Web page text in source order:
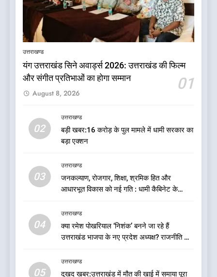
उत्तराखण्ड
यंग उत्तराखंड सिने अवार्ड्स 2026: उत्तराखंड की फिल्म
और संगीत प्रतिभाओं का होगा सम्मान
01
August 8, 2026
02
उत्तराखण्ड
बड़ी खबर:16 करोड़ के पुल मामले में धामी सरकार का
बड़ा एक्शन
03
उत्तराखण्ड
जनकल्याण, रोजगार, शिक्षा, श्रमिक हित और
आधारभूत विकास को नई गति : धामी कैबिनेट के
04
उत्तराखण्ड
क्या रमेश पोखरियाल ‘निशंक’ बनने जा रहे हैं
उत्तराखंड भाजपा के नए प्रदेश अध्यक्ष? राजनीति के
05
उत्तराखण्ड
दुखद खबर:उत्तराखंड में मौत की खाई में समाया पूरा
दुखद खबर:उत्तराखंड में मौत की खाई
में समाया पूरा परिवार, पांच की दर्दनाक
6
गोदियाल की टीम घोषित
उत्तराखण्ड
बड़ी खबर: मुख्यमंत्री पुष्कर सिंह धामी
को भाजपा ने दी नई जिम्मेदारी ,इन पूर्व
1